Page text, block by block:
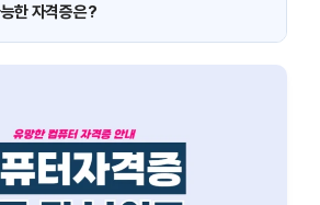
한 자격증은?